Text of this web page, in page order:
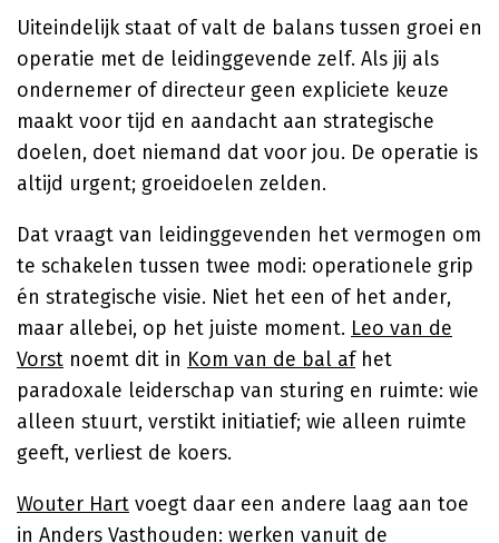
Uiteindelijk staat of valt de balans tussen groei en
operatie met de leidinggevende zelf. Als jij als
ondernemer of directeur geen expliciete keuze
maakt voor tijd en aandacht aan strategische
doelen, doet niemand dat voor jou. De operatie is
altijd urgent; groeidoelen zelden.
Dat vraagt van leidinggevenden het vermogen om
te schakelen tussen twee modi: operationele grip
én strategische visie. Niet het een of het ander,
maar allebei, op het juiste moment. Leo van de
Vorst noemt dit in Kom van de bal afhet
paradoxale leiderschap van sturing en ruimte: wie
alleen stuurt, verstikt initiatief; wie alleen ruimte
geeft, verliest de koers.
Wouter Hart voegt daar een andere laag aan toe
in Anders Vasthouden: werken vanuit de